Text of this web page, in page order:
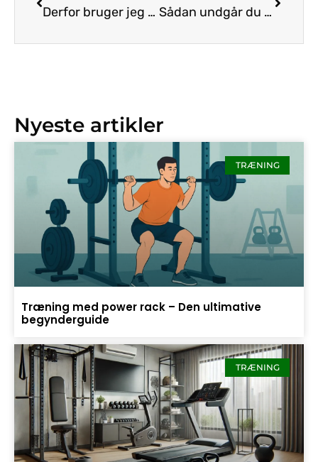
Derfor bruger jeg en pedaltræner på kontoret Sådan undgår du ondt i ryggen efter styrketræning
Nyeste artikler
TRÆNING
Træning med power rack – Den ultimative
begynderguide
TRÆNING